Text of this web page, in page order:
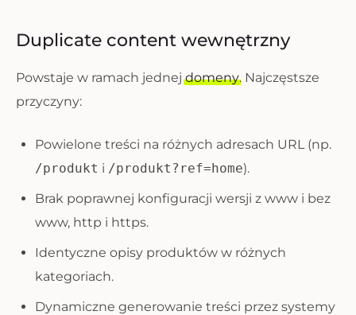
Duplicate content wewnętrzny
Powstaje w ramach jednejdomeny. Najczęstsze
przyczyny:
Powielone treści na różnych adresach URL (np.
/produkt i /produkt?ref=home).
Brak poprawnej konfiguracji wersji z www i bez
www, http i https.
Identyczne opisy produktów w różnych
kategoriach.
Dynamiczne generowanie treści przez systemy